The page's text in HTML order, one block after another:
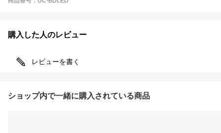
購入した人のレビュー
レビューを書く
ショップ内で一緒に購入されている商品